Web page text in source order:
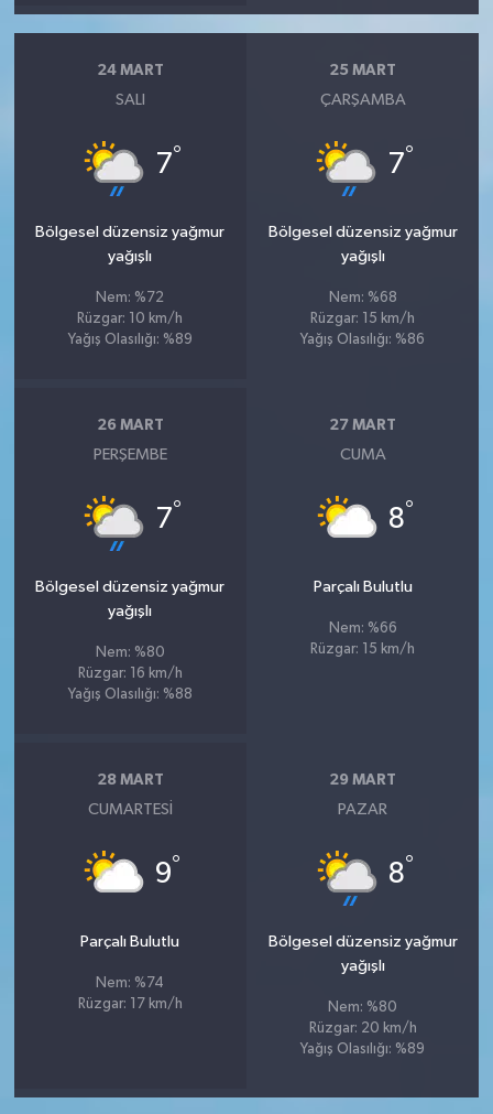
24 MART
SALI
7°
Bölgesel düzensiz yağmur
yağışlı
Nem: %72
Rüzgar: 10 km/h
Yağış Olasılığı: %89
25 MART
ÇARŞAMBA
7°
Bölgesel düzensiz yağmur
yağışlı
Nem: %68
Rüzgar: 15 km/h
Yağış Olasılığı: %86
26 MART
PERŞEMBE
7°
Bölgesel düzensiz yağmur
yağışlı
Nem: %80
Rüzgar: 16 km/h
Yağış Olasılığı: %88
27 MART
CUMA
8°
Parçalı Bulutlu
Nem: %66
Rüzgar: 15 km/h
28 MART
CUMARTESI
9°
Parçalı Bulutlu
Nem: %74
Rüzgar: 17 km/h
29 MART
PAZAR
8°
Bölgesel düzensiz yağmur
yağışlı
Nem: %80
Rüzgar: 20 km/h
Yağış Olasılığı: %89